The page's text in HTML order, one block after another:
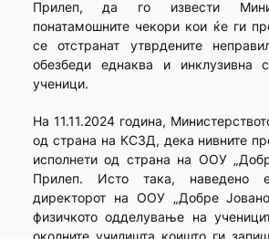
Прилеп, да го извести
понатамошните чекори кои ќе ги
се отстранат утврдените
обезбеди еднаква и инклузивна
ученици.
На 11.11.2024 година,
од страна на КСЗД, дека нивните
исполнети од страна на ООУ
Прилеп. Исто така, наведено
директорот на ООУ „Добре
физичкото одделување на